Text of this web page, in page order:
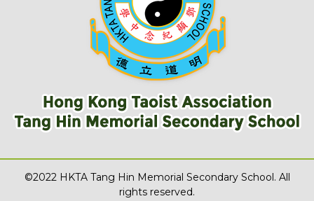
©2022 HKTA Tang Hin Memorial Secondary School. All
rights reserved.